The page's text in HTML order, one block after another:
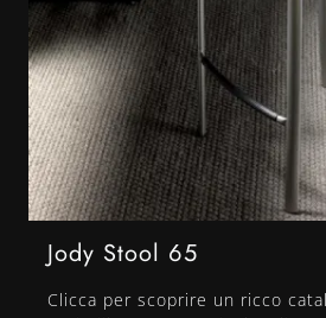
Jody Stool 65
Clicca per scoprire un ricco